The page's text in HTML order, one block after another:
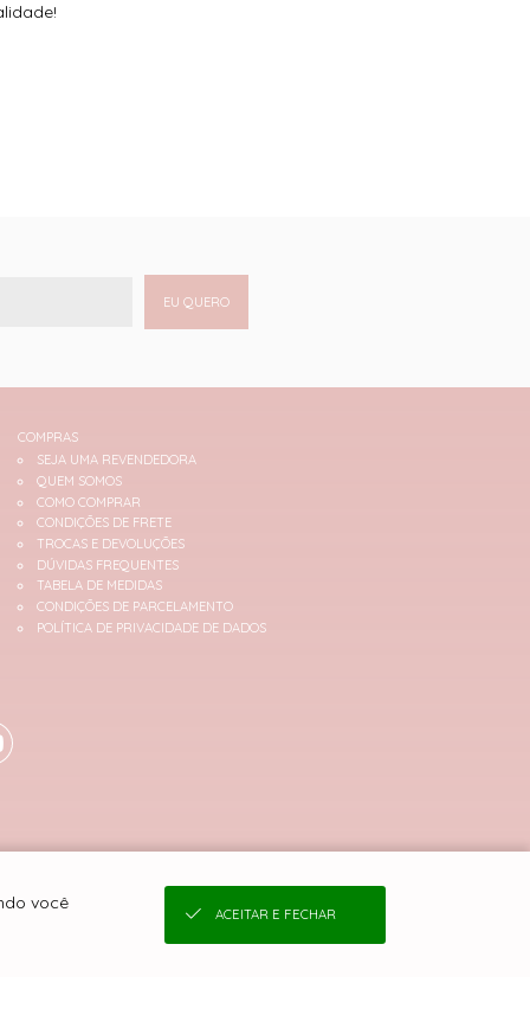
EU QUERO
COMPRAS
SEJA UMA REVENDEDORA
QUEM SOMOS
COMO COMPRAR
CONDIÇÕES DE FRETE
TROCAS E DEVOLUÇÕES
DÚVIDAS FREQUENTES
TABELA DE MEDIDAS
CONDIÇÕES DE PARCELAMENTO
POLÍTICA DE PRIVACIDADE DE DADOS
você
ACEITAR E FECHAR